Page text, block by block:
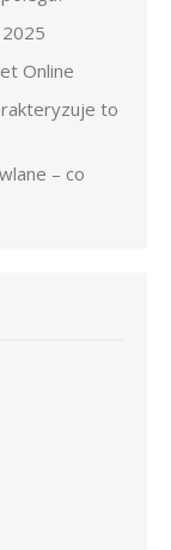
Online
to
– co